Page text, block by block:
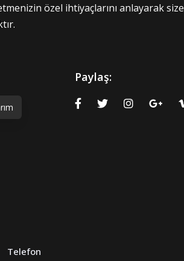
özel ihtiyaçlarını anlayarak size
Paylaş:
Telefon